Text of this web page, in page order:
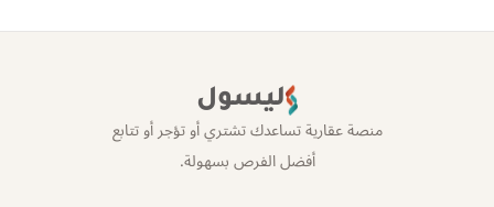
ليسول
منصة عقارية تساعدك تشتري أو تؤجر أو تتابع
أفضل الفرص بسهولة.